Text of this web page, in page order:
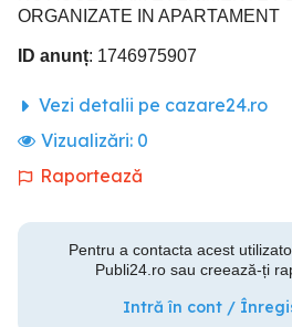
ORGANIZATE IN APARTAMENT
ID anunț: 1746975907
Vezi detalii pe cazare24.ro
Vizualizări: 0
Raportează
Pentru a contacta acest
Publi24.ro sau creează-ți
Intră în cont /